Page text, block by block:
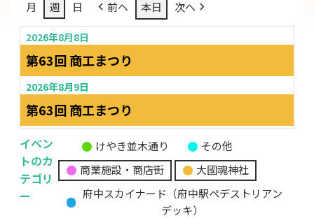
月 週 日 前へ 本日 次へ
2026年8月8日
第63回 商工まつり
2026年8月9日
第63回 商工まつり
イベン
トのカ
テゴリ
ー
題
カ
けやき並木通り
その他
商業施設・商店街
大國魂神社
府中スカイナード（府中駅ペデストリアン
デッキ）